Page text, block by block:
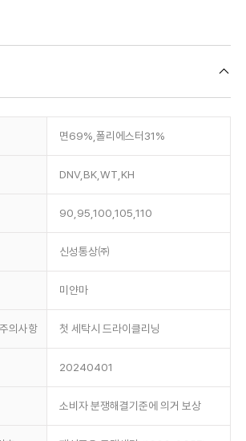
면69%,폴리에스터31%
DNV,BK,WT,KH
90,95,100,105,110
신성통상㈜
미얀마
의사항 첫 세탁시 드라이클리닝
20240401
소비자 분쟁해결기준에 의거 보상